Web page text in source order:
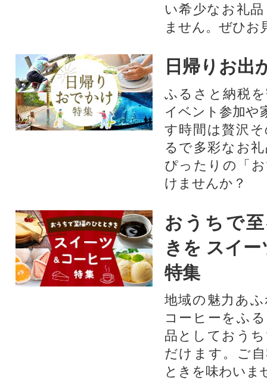
い希少なお礼
ません。ぜひお
日帰りお出
ふるさと納税
イベント参加や
す時間は贅沢
るで多彩なお
ぴったりの「
けませんか？
おうちで
きを スイ
特集
地域の魅力あ
コーヒーをふ
品としておう
だけます。ご
ときを味わいま